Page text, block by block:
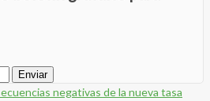
negativas de la nueva tasa